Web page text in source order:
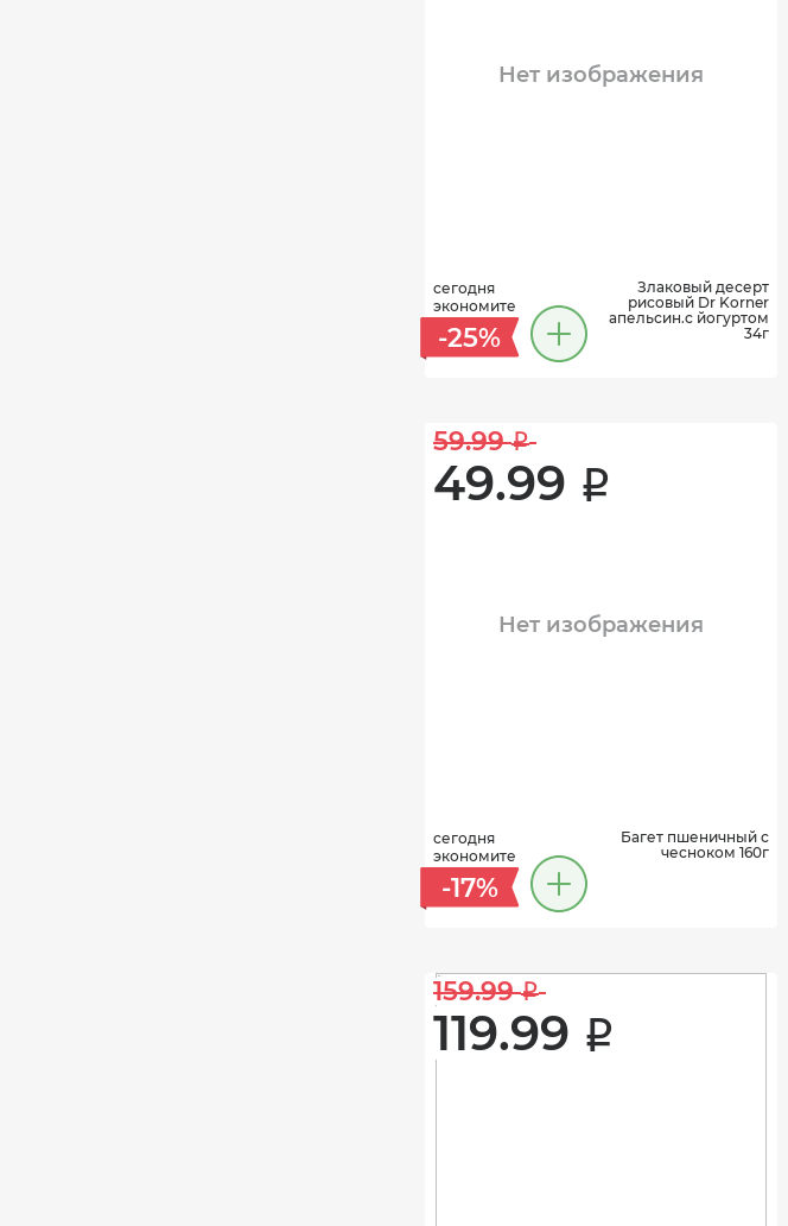
Нет изображения
сегодня
экономите
-25%
Злаковый десерт
рисовый Dr Korner
апельсин.с йогуртом
34г
59.99 i
49.99 i
Нет изображения
сегодня
экономите
-17%
Багет пшеничный с
чесноком 160г
159.99 i
119.99 i